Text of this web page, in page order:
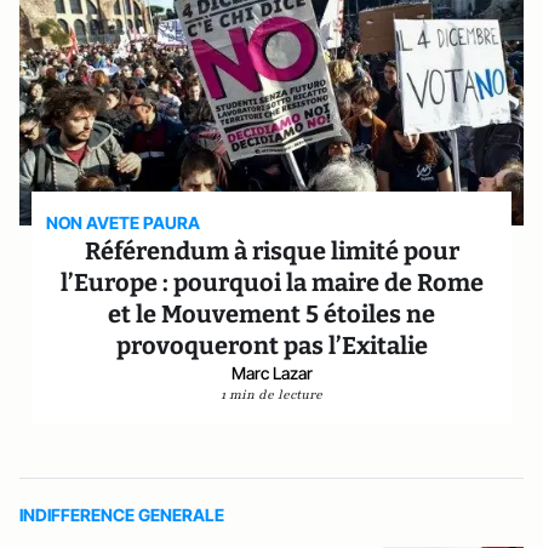
NON AVETE PAURA
Référendum à risque limité pour
l’Europe : pourquoi la maire de Rome
et le Mouvement 5 étoiles ne
provoqueront pas l’Exitalie
Marc Lazar
1 min de lecture
INDIFFERENCE GENERALE